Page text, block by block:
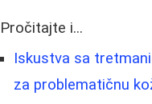
Pročitajte i...
Iskustva sa
za problematičnu